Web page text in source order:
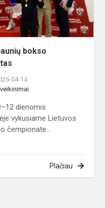
bokso
04-14
dienomis
vykusiame Lietuvos
čempionate...
Plačiau